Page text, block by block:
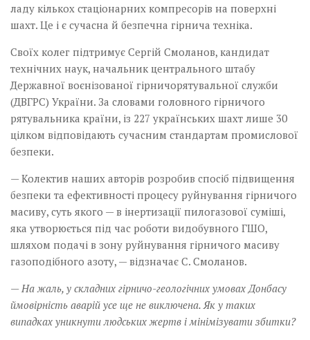
ладу кількох стаціонарних компресорів на поверхні
шахт. Це і є сучасна й безпечна гірнича техніка.
Своїх колег підтримує Сергій­ Смоланов, кандидат
технічних наук, начальник центрального штабу
Державної воєнізованої гірничорятувальної служби
(ДВГРС) України. За словами головного гірничого
рятувальника країни, із 227 українських шахт лише 30
цілком відповідають сучасним стандартам промислової
безпеки.
— Колектив наших авторів розробив спосіб підвищення
безпеки та ефективності процесу руйнування гірничого
масиву, суть якого — в інертизації пилогазової суміші,
яка утворюється під час роботи видобувного ГШО,
шляхом подачі в зону руйнування гірничого масиву
газоподібного азоту, — відзначає С. Смоланов.
— На жаль, у складних гірничо-геологічних умовах Донбасу
ймовірність аварій усе ще не виключена. Як у таких
випадках уникнути людських жертв і мінімізувати збитки?